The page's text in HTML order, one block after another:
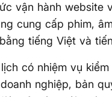
vận hành website
cung cấp phim,
tiếng Việt và
có nhiệm vụ
nghiệp, bản